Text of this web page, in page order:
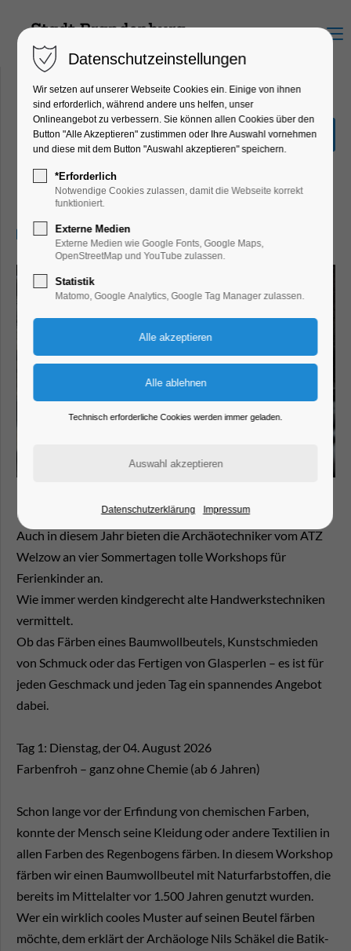
Menu
Sommerferien im
Archäologischen
Landesmuseum
Ferienkalender
05.08.2026, 10:00–15:00
Auch in diesem Jahr bieten die Archäotechniker vom ATZ
Welzow an vier Sommertagen tolle Workshops für
Ferienkinder an.
Wie immer werden kindgerecht alte Handwerkstechniken
vermittelt.
Ob das Färben eines Baumwollbeutels, Kunstschmieden
von Schmuck oder das Fertigen von Glasperlen – es ist für
jeden Geschmack und jeden Tag ein spannendes Angebot
dabei.
Tag 1: Dienstag, der 04. August 2026
Farbenfroh – ganz ohne Chemie (ab 6 Jahren)
Schon lange vor der Erfindung von chemischen Farben,
konnte der Mensch seine Kleidung oder andere Textilien in
allen Farben des Regenbogens färben. In diesem Workshop
färben wir einen Baumwollbeutel mit Naturfarbstoffen, die
bereits im Mittelalter vor 1.500 Jahren genutzt wurden.
Wer ein wirklich cooles Muster auf seinen Beutel färben
möchte, dem erklärt der Archäologe Nils Schäkel die Batik-
Datenschutzeinstellungen
Wir setzen auf unserer Webseite Cookies ein. Einige von ihnen
sind erforderlich, während andere uns helfen, unser
Onlineangebot zu verbessern. Sie können allen Cookies über den
Button "Alle Akzeptieren" zustimmen oder Ihre Auswahl vornehmen
und diese mit dem Button "Auswahl akzeptieren" speichern.
*Erforderlich
Notwendige Cookies zulassen, damit die Webseite korrekt
funktioniert.
Externe Medien
Externe Medien wie Google Fonts, Google Maps,
OpenStreetMap und YouTube zulassen.
Statistik
Matomo, Google Analytics, Google Tag Manager zulassen.
Technisch erforderliche Cookies werden immer geladen.
Datenschutzerklärung Impressum